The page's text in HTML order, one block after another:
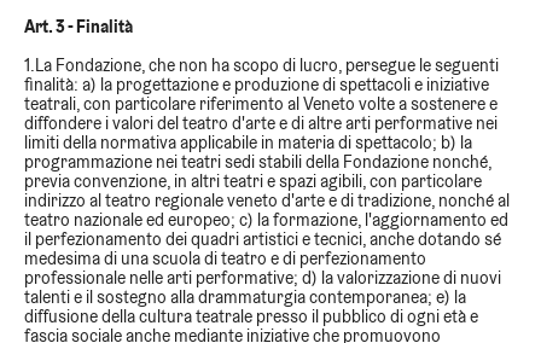
Art. 3 - Finalità
1.La Fondazione, che non ha scopo di lucro, persegue le seguenti
finalità: a) la progettazione e produzione di spettacoli e iniziative
teatrali, con particolare riferimento al Veneto volte a sostenere e
diffondere i valori del teatro d'arte e di altre arti performative nei
limiti della normativa applicabile in materia di spettacolo; b) la
programmazione nei teatri sedi stabili della Fondazione nonché,
previa convenzione, in altri teatri e spazi agibili, con particolare
indirizzo al teatro regionale veneto d'arte e di tradizione, nonché al
teatro nazionale ed europeo; c) la formazione, l'aggiornamento ed
il perfezionamento dei quadri artistici e tecnici, anche dotando sé
medesima di una scuola di teatro e di perfezionamento
professionale nelle arti performative; d) la valorizzazione di nuovi
talenti e il sostegno alla drammaturgia contemporanea; e) la
diffusione della cultura teatrale presso il pubblico di ogni età e
fascia sociale anche mediante iniziative che promuovono